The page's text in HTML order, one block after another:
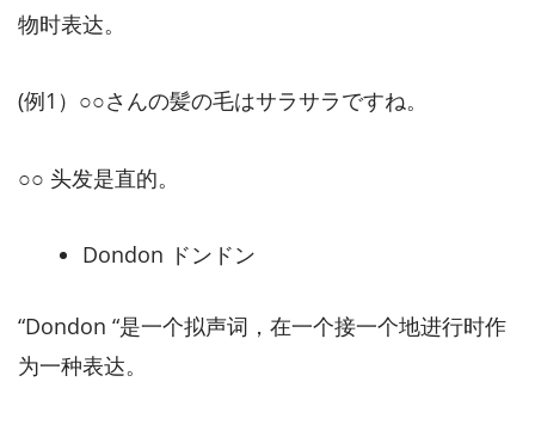
物时表达。
(例1）○○さんの髪の毛はサラサラですね。
○○ 头发是直的。
Dondon ドンドン
“Dondon “是一个拟声词，在一个接一个地进行时作
为一种表达。